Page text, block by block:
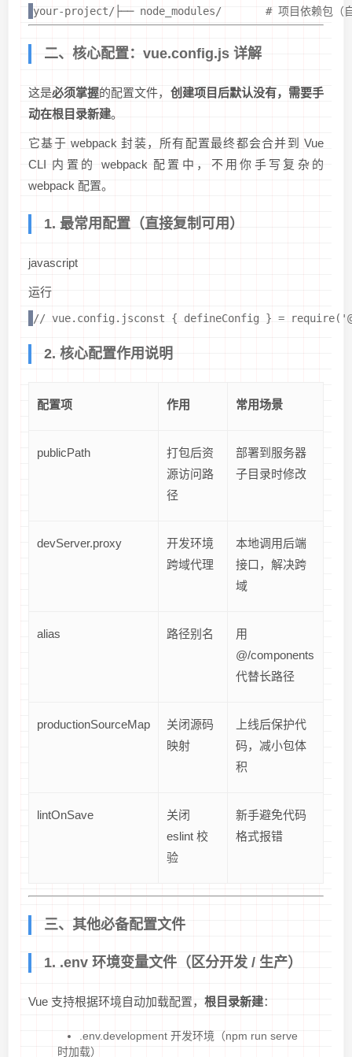
your-project/├── node_modules/       # 项目依赖包
二、核心配置：vue.config.js 详解
这是必须掌握的配置文件， 创建项目后默认没有，需要手
动在根目录新建。
它基于 webpack 封装，所有配置最终都会合并到 Vue
CLI 内置的 webpack 配置中，不用你手写复杂的
webpack 配置。
1. 最常用配置（直接复制可用）
javascript
运行
// vue.config.jsconst { defineConfig } =
2. 核心配置作用说明
配置项 作用 常用场景
publicPath
打包后资
源访问路
径
部署到服务器
子目录时修改
devServer.proxy
开发环境
跨域代理
本地调用后端
接口，解决跨
域
alias 路径别名
用
@/components
代替长路径
productionSourceMap
关闭源码
映射
上线后保护代
码，减小包体
积
lintOnSave
关闭
eslint 校
验
新手避免代码
格式报错
三、其他必备配置文件
1. .env 环境变量文件（区分开发 / 生产）
Vue 支持根据环境自动加载配置， 根目录新建：
.env.development 开发环境（npm run serve
时加载）